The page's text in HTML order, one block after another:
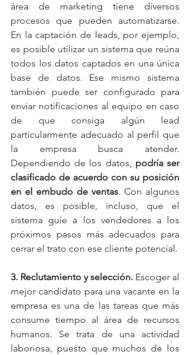
área de marketing tiene diversos
procesos que pueden automatizarse.
En la captación de leads, por ejemplo,
es posible utilizar un sistema que reúna
todos los datos captados en una única
base de datos. Ese mismo sistema
también puede ser configurado para
enviar notificaciones al equipo en caso
de que consiga algún lead
particularmente adecuado al perfil que
la empresa busca atender.
Dependiendo de los datos, podría ser
clasificado de acuerdo con su posición
en el embudo de ventas. Con algunos
datos, es posible, incluso, que el
sistema guíe a los vendedores a los
próximos pasos más adecuados para
cerrar el trato con ese cliente potencial.
3. Reclutamiento y selección. Escoger al
mejor candidato para una vacante en la
empresa es una de las tareas que más
consume tiempo al área de recursos
humanos. Se trata de una actividad
laboriosa, puesto que muchos de los